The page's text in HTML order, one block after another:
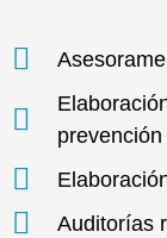
Auditorías